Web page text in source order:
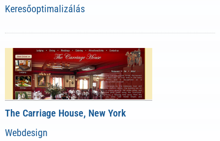
Keresőoptimalizálás
The Carriage House, New York
Webdesign